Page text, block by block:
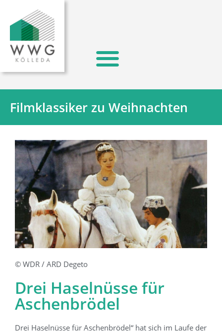
Filmklassiker zu Weihnachten
© WDR / ARD Degeto
Drei Haselnüsse für
Aschenbrödel
Drei Haselnüsse für Aschenbrödel“ hat sich im Laufe der